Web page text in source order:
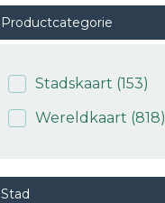
Productcategorie
Stadskaart (153)
Wereldkaart (818)
Stad